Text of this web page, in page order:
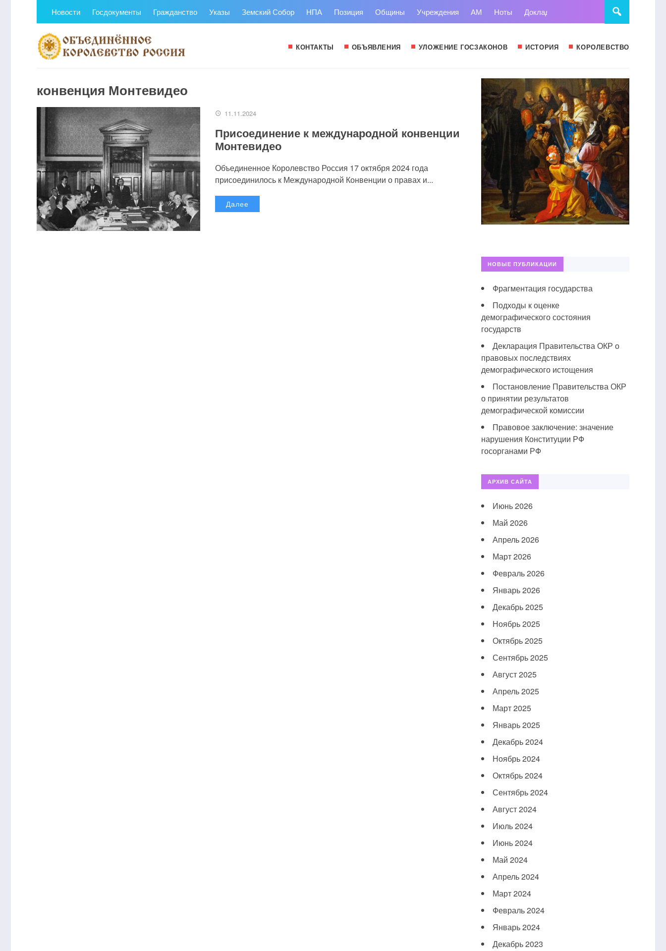
Новости Госдокументы Гражданство Указы Земский Собор НПА Позиция Общины Учреждения АМ Ноты Доклады Суд
КОНТАКТЫ ОБЪЯВЛЕНИЯ УЛОЖЕНИЕ ГОСЗАКОНОВ ИСТОРИЯ КОРОЛЕВСТВО
конвенция Монтевидео
11.11.2024
Присоединение к международной конвенции
Монтевидео
Объединенное Королевство Россия 17 октября 2024 года
присоединилось к Международной Конвенции о правах и...
Далее
НОВЫЕ ПУБЛИКАЦИИ
Фрагментация государства
Подходы к оценке
демографического состояния
государств
Декларация Правительства ОКР о
правовых последствиях
демографического истощения
Постановление Правительства ОКР
о принятии результатов
демографической комиссии
Правовое заключение: значение
нарушения Конституции РФ
госорганами РФ
АРХИВ САЙТА
Июнь 2026
Май 2026
Апрель 2026
Март 2026
Февраль 2026
Январь 2026
Декабрь 2025
Ноябрь 2025
Октябрь 2025
Сентябрь 2025
Август 2025
Апрель 2025
Март 2025
Январь 2025
Декабрь 2024
Ноябрь 2024
Октябрь 2024
Сентябрь 2024
Август 2024
Июль 2024
Июнь 2024
Май 2024
Апрель 2024
Март 2024
Февраль 2024
Январь 2024
Декабрь 2023